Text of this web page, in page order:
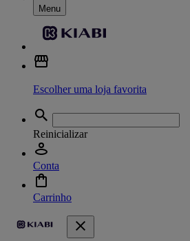
Menu
Escolher uma loja favorita
Reinicializar
Conta
Carrinho